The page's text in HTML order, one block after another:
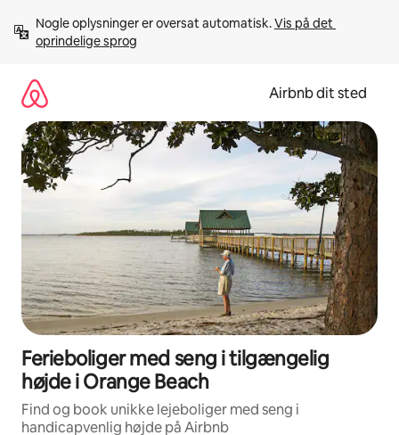
videre
Nogle oplysninger er oversat automatisk. Vis på det
oprindelige sprog
Airbnb dit sted
Ferieboliger med seng i tilgængelig
højde i Orange Beach
Find og book unikke lejeboliger med seng i
handicapvenlig højde på Airbnb